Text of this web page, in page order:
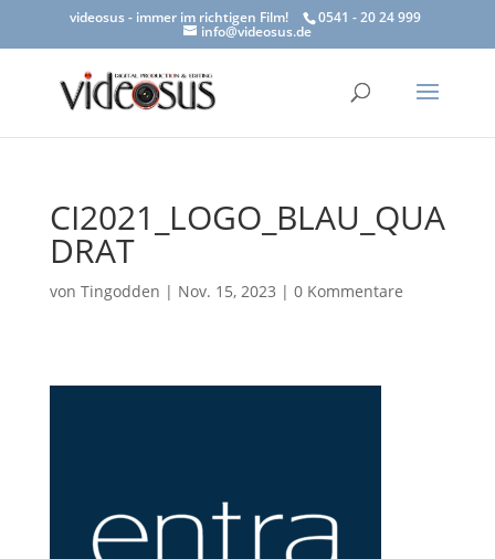
videosus - immer im richtigen Film! 0541 - 20 24 999
info@videosus.de
CI2021_LOGO_BLAU_QUA
DRAT
von Tingodden | Nov. 15, 2023 | 0 Kommentare